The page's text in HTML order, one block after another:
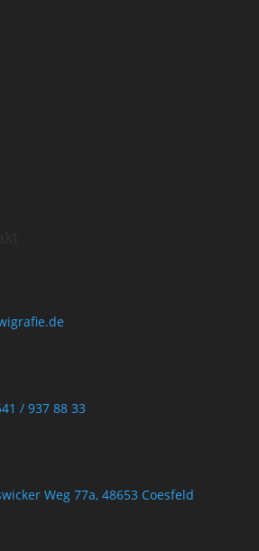
/ 937 88 33
Weg 77a, 48653 Coesfeld